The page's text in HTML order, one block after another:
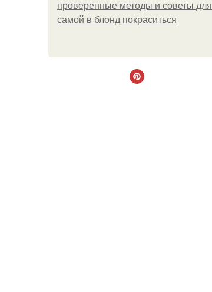
проверенные методы и советы для
самой в блонд покраситься